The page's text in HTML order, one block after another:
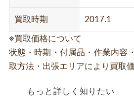
買取時期 2017.1
※買取価格について
状態・時期・付属品・作業内容
取方法・出張エリアにより買取
もっと詳しく知りたい